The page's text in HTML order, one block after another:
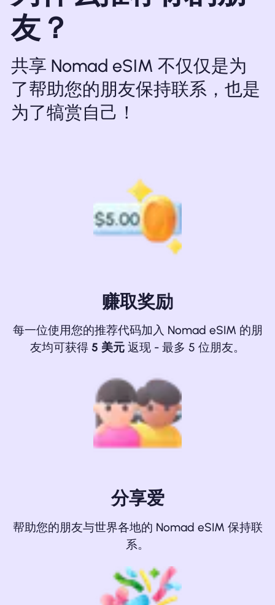
友？
共享 Nomad eSIM 不仅仅是为
了帮助您的朋友保持联系，也是
为了犒赏自己！
赚取奖励
每一位使用您的推荐代码加入 Nomad eSIM 的朋
友均可获得 5 美元 返现 - 最多 5 位朋友。
分享爱
帮助您的朋友与世界各地的 Nomad eSIM 保持联
系。